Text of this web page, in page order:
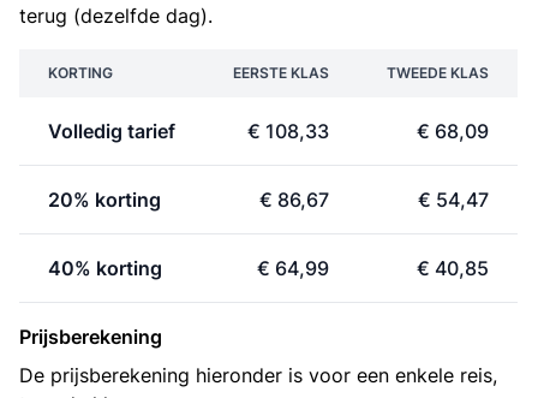
terug (dezelfde dag).
KORTING EERSTE KLAS TWEEDE KLAS
Volledig tarief € 108,33 € 68,09
20% korting € 86,67 € 54,47
40% korting € 64,99 € 40,85
Prijsberekening
De prijsberekening hieronder is voor een enkele reis,